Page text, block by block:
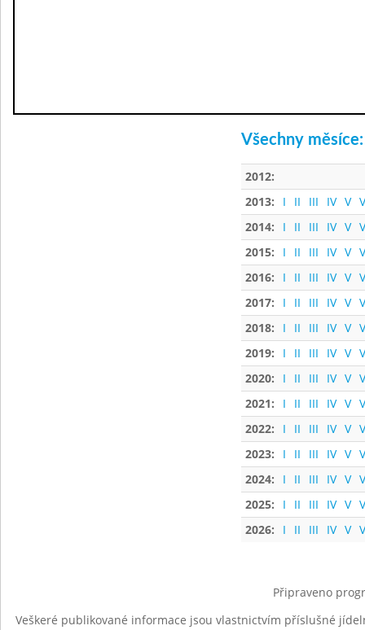
Všechny měsíce:
2012:
2013:
I II III IV V
2014:
I II III IV V
2015:
I II III IV V
2016:
I II III IV V
2017:
I II III IV V
2018:
I II III IV V
2019:
I II III IV V
2020:
I II III IV V
2021:
I II III IV V
2022:
I II III IV V
2023:
I II III IV V
2024:
I II III IV V
2025:
I II III IV V
2026:
I II III IV V
Připraveno
Veškeré publikované informace jsou vlastnictvím příslušné